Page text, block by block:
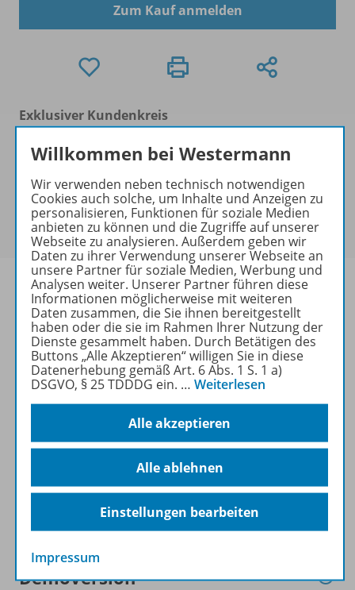
Zum Kauf anmelden
Exklusiver Kundenkreis
Dieses Produkt darf nur von
Ausbildern/Ausbilderinnen, Dozenten/Dozentinnen,
Referendaren/Referendarinnen,
Studenten/Studentinnen und Universitätslehrenden
erworben werden.
Produktinformationen
Beschreibung
Lizenzbedingungen
Zugehörige Produkte
Demoversion
Willkommen bei Westermann
Wir verwenden neben technisch notwendigen
Cookies auch solche, um Inhalte und Anzeigen zu
personalisieren, Funktionen für soziale Medien
anbieten zu können und die Zugriffe auf unserer
Webseite zu analysieren. Außerdem geben wir
Daten zu ihrer Verwendung unserer Webseite an
unsere Partner für soziale Medien, Werbung und
Analysen weiter. Unserer Partner führen diese
Informationen möglicherweise mit weiteren
Daten zusammen, die Sie ihnen bereitgestellt
haben oder die sie im Rahmen Ihrer Nutzung der
Dienste gesammelt haben. Durch Betätigen des
Buttons „Alle Akzeptieren“ willigen Sie in diese
Datenerhebung gemäß Art. 6 Abs. 1 S. 1 a)
DSGVO, § 25 TDDDG ein. … Weiterlesen
Alle akzeptieren
Alle ablehnen
Einstellungen bearbeiten
Impressum